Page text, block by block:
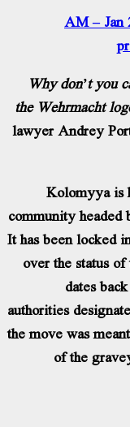
“Why don’t
the Wehrmacht
lawyer Andrey
Kolomyya is
community
It has been locked
over the status
dates
authorities
the move was
of the